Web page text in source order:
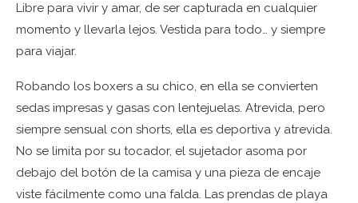
Libre para vivir y amar, de ser capturada en cualquier
momento y llevarla lejos. Vestida para todo… y siempre
para viajar.
Robando los boxers a su chico, en ella se convierten
sedas impresas y gasas con lentejuelas. Atrevida, pero
siempre sensual con shorts, ella es deportiva y atrevida.
No se limita por su tocador, el sujetador asoma por
debajo del botón de la camisa y una pieza de encaje
viste fácilmente como una falda. Las prendas de playa